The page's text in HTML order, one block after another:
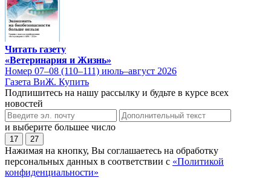
Читать газету
«Ветеринария и Жизнь»
Номер 07–08 (110–111) июль–август 2026
Газета ВиЖ. Купить
Подпишитесь на нашу рассылку и будьте в курсе всех
новостей
и выберите большее число
17 27
Нажимая на кнопку, Вы соглашаетесь на обработку
персональных данных в соответствии с «Политикой
конфиденциальности»